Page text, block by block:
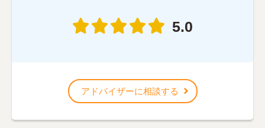
5.0
アドバイザーに相談する